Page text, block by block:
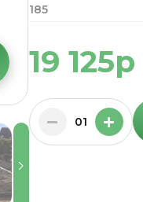
185
19 125р
01